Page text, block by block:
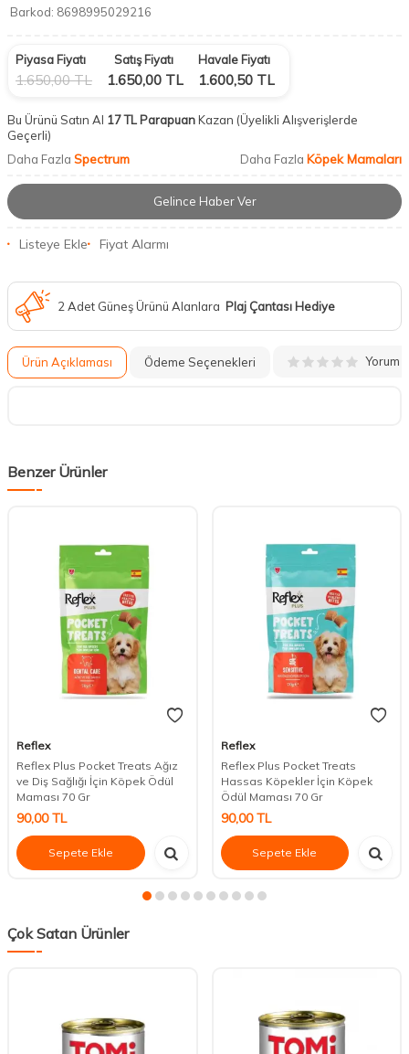
Barkod: 8698995029216
Piyasa Fiyatı
1.650,00TL
Satış Fiyatı
1.650,00 TL
Havale Fiyatı
1.600,50 TL
Bu Ürünü Satın Al 17 TL ParapuanKazan (Üyelikli Alışverişlerde
Geçerli)
Daha Fazla Spectrum Daha Fazla Köpek Mamaları
Gelince Haber Ver
Listeye Ekle Fiyat Alarmı
2 Adet Güneş Ürünü Alanlara Plaj Çantası Hediye
Ürün Açıklaması Ödeme Seçenekleri Yorum
Benzer Ürünler
Reflex
Reflex Plus Pocket Treats Ağız
ve Diş Sağlığı İçin Köpek Ödül
Maması 70 Gr
90,00TL
Sepete Ekle
Reflex
Reflex Plus Pocket Treats
Hassas Köpekler İçin Köpek
Ödül Maması 70 Gr
90,00TL
Sepete Ekle
Çok Satan Ürünler